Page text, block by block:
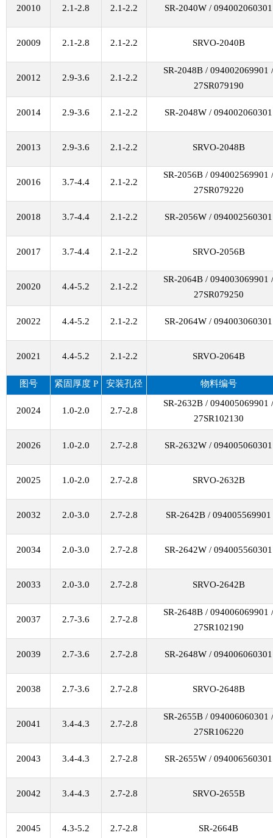
20010 2.1-2.8 2.1-2.2 SR-2040W / 094002060301
20009 2.1-2.8 2.1-2.2 SRVO-2040B
20012 2.9-3.6 2.1-2.2
SR-2048B / 094002069901 /
27SR079190
20014 2.9-3.6 2.1-2.2 SR-2048W / 094002060301
20013 2.9-3.6 2.1-2.2 SRVO-2048B
20016 3.7-4.4 2.1-2.2
SR-2056B / 094002569901 /
27SR079220
20018 3.7-4.4 2.1-2.2 SR-2056W / 094002560301
20017 3.7-4.4 2.1-2.2 SRVO-2056B
20020 4.4-5.2 2.1-2.2
SR-2064B / 094003069901 /
27SR079250
20022 4.4-5.2 2.1-2.2 SR-2064W / 094003060301
20021 4.4-5.2 2.1-2.2 SRVO-2064B
图号 紧固厚度P 安装孔径 物料编号
20024 1.0-2.0 2.7-2.8
SR-2632B / 094005069901 /
27SR102130
20026 1.0-2.0 2.7-2.8 SR-2632W / 094005060301
20025 1.0-2.0 2.7-2.8 SRVO-2632B
20032 2.0-3.0 2.7-2.8 SR-2642B / 094005569901
20034 2.0-3.0 2.7-2.8 SR-2642W / 094005560301
20033 2.0-3.0 2.7-2.8 SRVO-2642B
20037 2.7-3.6 2.7-2.8
SR-2648B / 094006069901 /
27SR102190
20039 2.7-3.6 2.7-2.8 SR-2648W / 094006060301
20038 2.7-3.6 2.7-2.8 SRVO-2648B
20041 3.4-4.3 2.7-2.8
SR-2655B / 094006060301 /
27SR106220
20043 3.4-4.3 2.7-2.8 SR-2655W / 094006560301
20042 3.4-4.3 2.7-2.8 SRVO-2655B
20045 4.3-5.2 2.7-2.8 SR-2664B